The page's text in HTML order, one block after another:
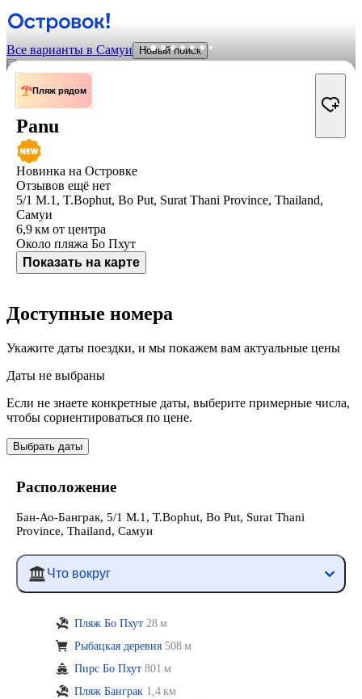
Все варианты в Самуи Новый поиск
Пляж рядом
Panu
Новинка на Островке
Отзывов ещё нет
5/1 M.1, T.Bophut, Bo Put, Surat Thani Province, Thailand,
Самуи
6,9 км от центра
Около пляжа Бо Пхут
Показать на карте
Доступные номера
Укажите даты поездки, и мы покажем вам актуальные цены
Даты не выбраны
Если не знаете конкретные даты, выберите примерные числа,
чтобы сориентироваться по цене.
Выбрать даты
Расположение
Бан-Ао-Банграк, 5/1 M.1, T.Bophut, Bo Put, Surat Thani
Province, Thailand, Самуи
Что вокруг
Пляж Бо Пхут 28 м
Рыбацкая деревня 508 м
Пирс Бо Пхут 801 м
Пляж Банграк 1,4 км